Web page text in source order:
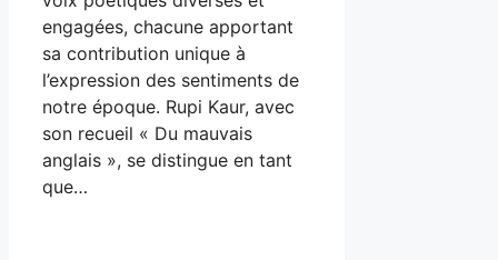
engagées, chacune apportant
sa contribution unique à
l’expression des sentiments de
notre époque. Rupi Kaur, avec
son recueil « Du mauvais
anglais », se distingue en tant
que…